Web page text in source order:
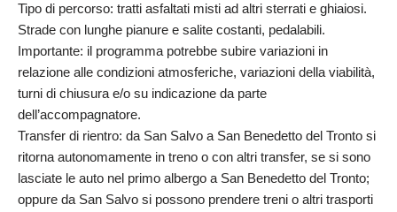
Tipo di percorso: tratti asfaltati misti ad altri sterrati e ghiaiosi.
Strade con lunghe pianure e salite costanti, pedalabili.
Importante: il programma potrebbe subire variazioni in
relazione alle condizioni atmosferiche, variazioni della viabilità,
turni di chiusura e/o su indicazione da parte
dell’accompagnatore.
Transfer di rientro: da San Salvo a San Benedetto del Tronto si
ritorna autonomamente in treno o con altri transfer, se si sono
lasciate le auto nel primo albergo a San Benedetto del Tronto;
oppure da San Salvo si possono prendere treni o altri trasporti